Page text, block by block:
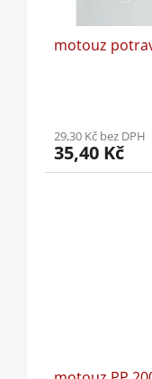
motouz
29,30 Kč bez DPH
35,40 Kč